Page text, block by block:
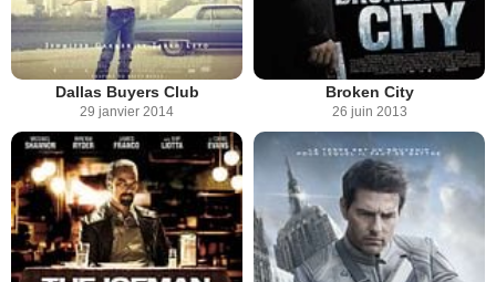
Dallas Buyers Club
29 janvier 2014
Broken City
26 juin 2013